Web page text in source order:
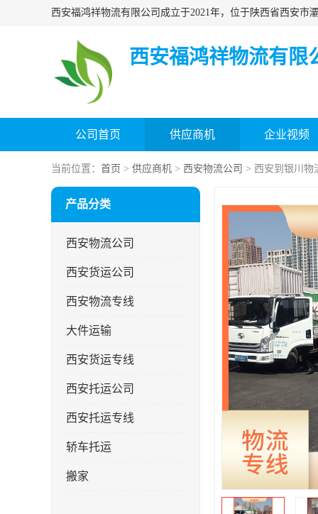
西安福鸿祥物流有限
公司首页 供应商机 企业视频
当前位置： 首页 > 供应商机 > 西安物流公司 > 西安到银川物
产品分类
西安物流公司
西安货运公司
西安物流专线
大件运输
西安货运专线
西安托运公司
西安托运专线
轿车托运
搬家